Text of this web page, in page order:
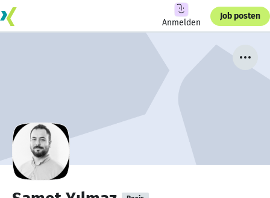
Anmelden
Job posten